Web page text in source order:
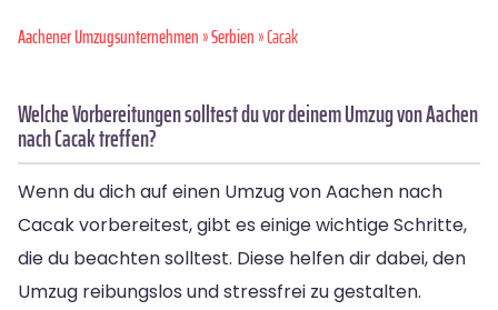
Aachener Umzugsunternehmen»Serbien» Cacak
Welche Vorbereitungen solltest du vor deinem Umzug von Aachen
nach Cacak treffen?
Wenn du dich auf einen Umzug von Aachen nach
Cacak vorbereitest, gibt es einige wichtige Schritte,
die du beachten solltest. Diese helfen dir dabei, den
Umzug reibungslos und stressfrei zu gestalten.